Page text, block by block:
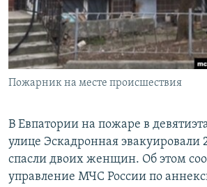
ПОБЕДИТЕЛЕЙ НЕ СУДЯТ?
КРЫМ.НЕПОКОРЕННЫЙ
ELIFBE
УКРАИНСКАЯ ПРОБЛЕМА КРЫМА
ПРИСОЕДИНЯЙТЕСЬ!
Пожарник на месте происшествия
В Евпатории на пожаре в
улице Эскадронная эвакуировали
спасли двоих женщин. Об этом
управление МЧС России по